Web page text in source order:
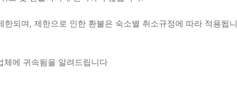
되며, 제한으로 인한 환불은 숙소별 취소규정에 따라 적용됩니
체에 귀속됨을 알려드립니다